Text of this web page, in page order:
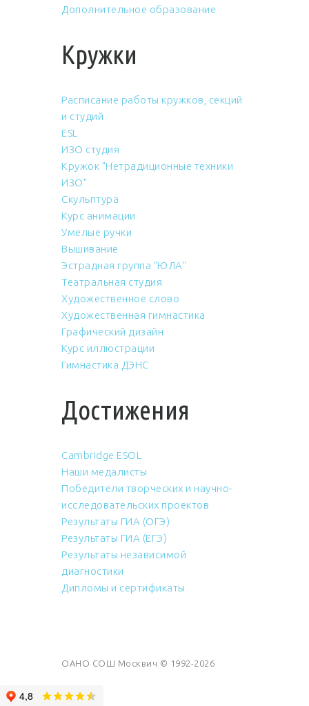
Дополнительное образование
Кружки
Расписание работы кружков, секций
и студий
ESL
ИЗО студия
Кружок "Нетрадиционные техники
ИЗО"
Скульптура
Курс анимации
Умелые ручки
Вышивание
Эстрадная группа "ЮЛА"
Театральная студия
Художественное слово
Художественная гимнастика
Графический дизайн
Курс иллюстрации
Гимнастика ДЭНС
Достижения
Cambridge ESOL
Наши медалисты
Победители творческих и научно-
исследовательских проектов
Результаты ГИА (ОГЭ)
Результаты ГИА (ЕГЭ)
Результаты независимой
диагностики
Дипломы и сертификаты
ОАНО СОШ Москвич © 1992-2026